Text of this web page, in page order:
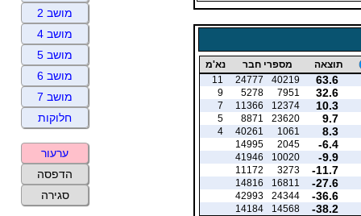
תוצאה מספרי חבר נא'מ
63.6
40219
24777
11
32.6
7951
5278
9
10.3
12374
11366
7
9.7
23620
8871
5
8.3
1061
40261
4
-6.4
2045
14995
-9.9
10020
41946
-11.7
3273
11172
-27.6
16811
14816
-36.6
24344
42993
-38.2
14568
14184
מושב 2
מושב 4
מושב 5
מושב 6
מושב 7
חלוקות
ערעור
הדפסה
סגירה